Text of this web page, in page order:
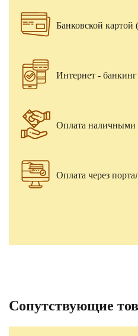
Банковской
Интернет - банкинг
Оплата наличными
Оплата через
Сопутствующие